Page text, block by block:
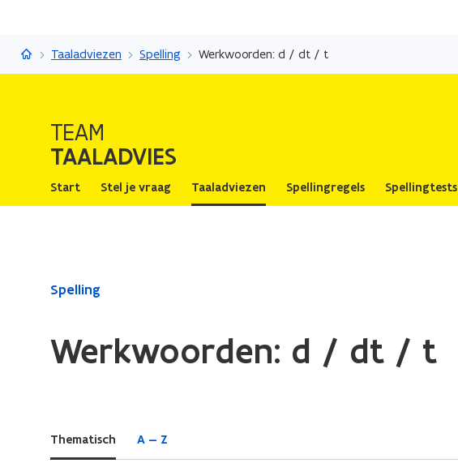
TaaladviesTaaladviezen Spelling Werkwoorden: d / dt / t
TEAM
TAALADVIES
Start Stel je vraag Taaladviezen Spellingregels Spellingtests
Gedaan
Werkwoorden:
Spelling
Werkwoorden: d / dt / t
Thematisch A — Z